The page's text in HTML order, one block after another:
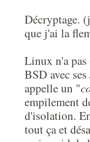
Décryptage.
que j'ai la
Linux n'a
BSD avec ses
appelle un "
empilement
d'isolation.
tout ça et